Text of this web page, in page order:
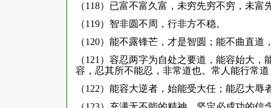
（118）已富不富久富，未穷先穷不穷，未
（119）智非圆不周，行非方不稳。
（120）能不露锋芒，才是智圆；能不曲直道
（121）容忍两字为自处之要道，能容始大
容，忍其所不能忍，非常道也。常人能行常
（122）能容大逆者，始能受大任；能忍大辱